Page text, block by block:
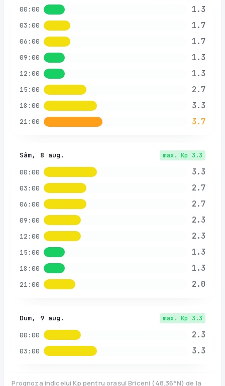
00:00 1.3
03:00 1.7
06:00 1.7
09:00 1.3
12:00 1.3
15:00 2.7
18:00 3.3
21:00 3.7
Sâm, 8 aug. max. Kp 3.3
00:00 3.3
03:00 2.7
06:00 2.7
09:00 2.3
12:00 2.3
15:00 1.3
18:00 1.3
21:00 2.0
Dum, 9 aug. max. Kp 3.3
00:00 2.3
03:00 3.3
Prognoza indicelui Kp pentru orașul Briceni (48.36°N)de la